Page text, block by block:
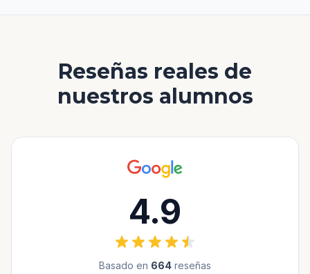
Reseñas reales de
nuestros alumnos
4.9
Basado en 664 reseñas